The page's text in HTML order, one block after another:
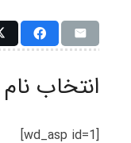
انتخاب
[wd_asp id=1]